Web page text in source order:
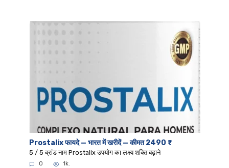
Prostalix फायदे — भारत में खरीदें — कीमत 2490 ₹
5 / 5 ब्रांड नाम Prostalix उपयोग का लक्ष्य शक्ति बढ़ाने
0 1k.